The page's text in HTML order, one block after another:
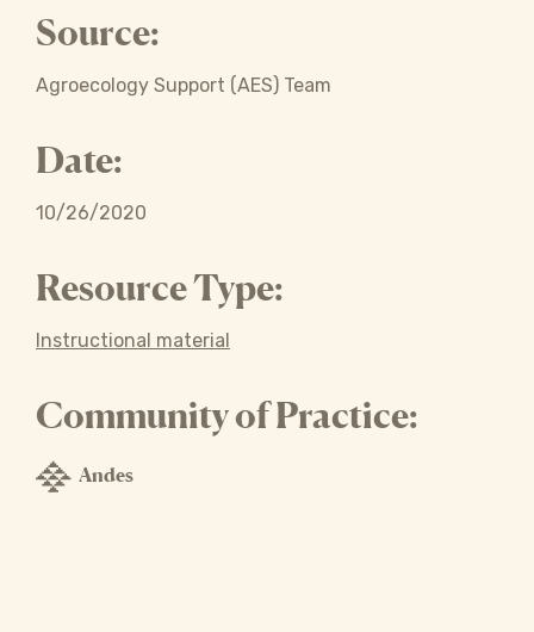
Source:
Agroecology Support (AES) Team
Date:
10/26/2020
Resource Type:
Instructional material
Community of Practice:
Andes